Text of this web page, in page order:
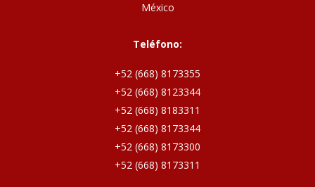
México
Teléfono:
+52 (668) 8173355
+52 (668) 8123344
+52 (668) 8183311
+52 (668) 8173344
+52 (668) 8173300
+52 (668) 8173311